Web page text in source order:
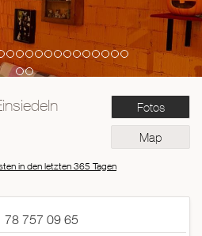
Fotos
Map
in den letzten 365 Tagen
78 757 09 65